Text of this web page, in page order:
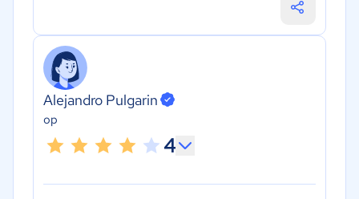
Alejandro Pulgarin
op
4